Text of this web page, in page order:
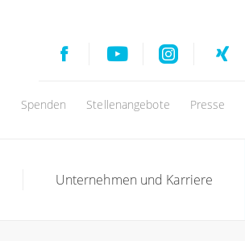
Spenden Stellenangebote Presse
Unternehmen und Karriere